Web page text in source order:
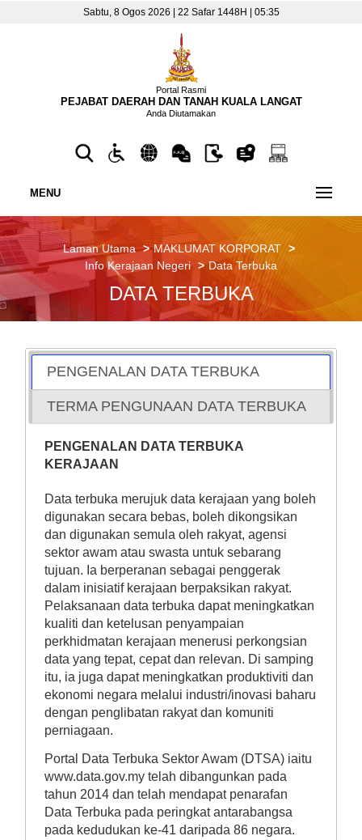
Sabtu, 8 Ogos 2026 | 22 Safar 1448H | 05:35
Portal Rasmi
PEJABAT DAERAH DAN TANAH KUALA LANGAT
Anda Diutamakan
MENU
Laman Utama
MAKLUMAT KORPORAT
Info Kerajaan Negeri
Data Terbuka
DATA TERBUKA
PENGENALAN DATA TERBUKA
TERMA PENGUNAAN DATA TERBUKA
PENGENALAN DATA TERBUKA
KERAJAAN
Data terbuka merujuk data kerajaan yang boleh
digunakan secara bebas, boleh dikongsikan
dan digunakan semula oleh rakyat, agensi
sektor awam atau swasta untuk sebarang
tujuan. Ia berperanan sebagai penggerak
dalam inisiatif kerajaan berpaksikan rakyat.
Pelaksanaan data terbuka dapat meningkatkan
kualiti dan ketelusan penyampaian
perkhidmatan kerajaan menerusi perkongsian
data yang tepat, cepat dan relevan. Di samping
itu, ia juga dapat meningkatkan produktiviti dan
ekonomi negara melalui industri/inovasi baharu
dengan penglibatan rakyat dan komuniti
perniagaan.
Portal Data Terbuka Sektor Awam (DTSA) iaitu
www.data.gov.mytelah dibangunkan pada
tahun 2014 dan telah mendapat penarafan
Data Terbuka pada peringkat antarabangsa
pada kedudukan ke-41 daripada 86 negara.